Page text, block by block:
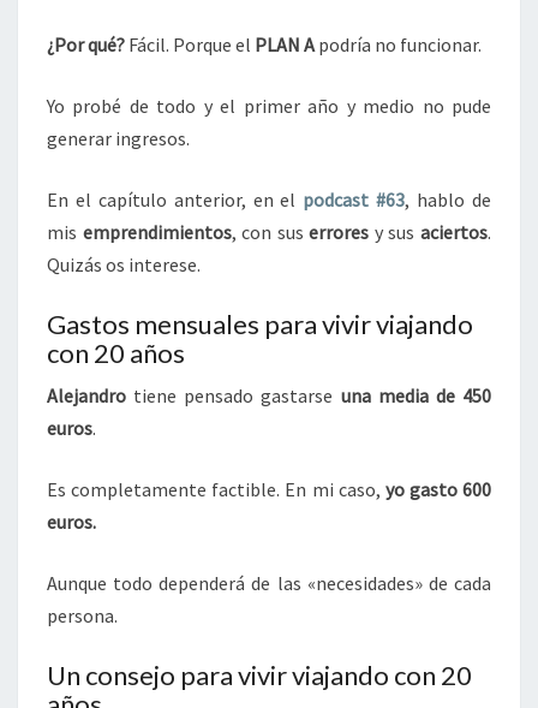
¿Por qué? Fácil. Porque el PLAN Apodría no funcionar.
Yo probé de todo y el primer año y medio no pude
generar ingresos.
En el capítulo anterior, en el podcast #63, hablo de
mis emprendimientos, con suserrores y susaciertos.
Quizás os interese.
Gastos mensuales para vivir viajando
con 20 años
Alejandro tiene pensado gastarse una media de 450
euros.
Es completamente factible. En mi caso, yo gasto 600
euros.
Aunque todo dependerá de las «necesidades» de cada
persona.
Un consejo para vivir viajando con 20